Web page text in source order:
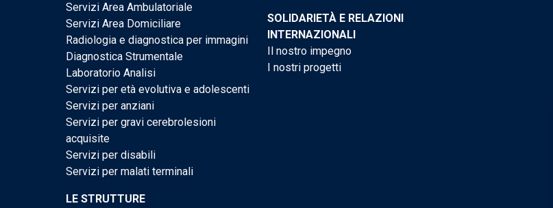
Servizi Area Ambulatoriale
Servizi Area Domiciliare
Radiologia e diagnostica per immagini
Diagnostica Strumentale
Laboratorio Analisi
Servizi per età evolutiva e adolescenti
Servizi per anziani
Servizi per gravi cerebrolesioni
acquisite
Servizi per disabili
Servizi per malati terminali
LE STRUTTURE
SOLIDARIETÀ E RELAZIONI
INTERNAZIONALI
Il nostro impegno
I nostri progetti